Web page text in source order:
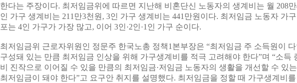
한다는 주장이다. 최저임금위에 따르면 지난해 비혼단신 노동자의 생계비는 월 208만
인 가구 생계비는 211만3천원, 3인 가구 생계비는 441만원이다. 최저임금 노동자 가
포는 4인 가구가 가장 많고, 이어 3인·2인·1인 가구 순이다.
최저임금위 근로자위원인 정문주 한국노총 정책1본부장은 “최저임금 주 소득원이
구성돼 있는 만큼 최저임금 인상을 위해 가구생계비를 적극 고려해야 한다”며 “소득
비 진작으로 이어질 수 있을 만큼의 최저임금·저임금 노동자의 생활을 개선할 수 있
최저임금이 돼야 한다”고 요구안 취지를 설명했다. 최저임금을 정할 때 가구생계비를